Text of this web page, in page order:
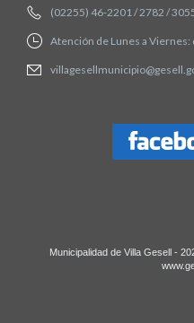
(02255) 46-2201 / 2782 /
Atención de Lunes a Viernes:
Municipalidad de Villa Gesell -